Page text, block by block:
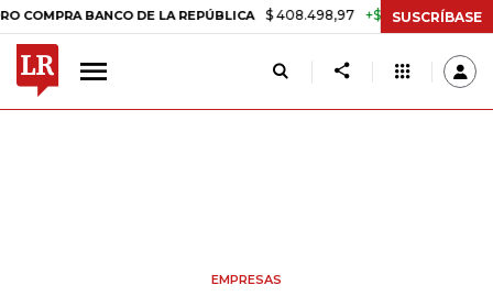
BANCO DE LA REPÚBLICA $ 408.498,97 +$ 8.753,81 +2,19%
SUSCRÍBASE
EMPRESAS